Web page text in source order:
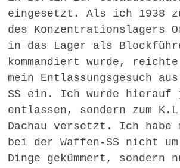
eingesetzt. Als ich 1938
des Konzentrationslagers
in das Lager als
kommandiert wurde,
mein Entlassungsgesuch
SS ein. Ich wurde hierauf
entlassen, sondern zum
Dachau versetzt. Ich habe
bei der Waffen-SS nicht
Dinge gekümmert, sondern